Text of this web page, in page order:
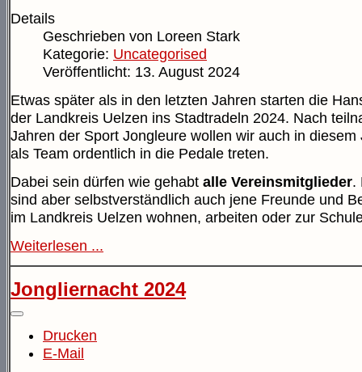
Details
Geschrieben von Loreen Stark
Kategorie: Uncategorised
Veröffentlicht: 13. August 2024
Etwas später als in den letzten Jahren starten die
der Landkreis Uelzen ins Stadtradeln 2024. Nach
Jahren der Sport Jongleure wollen wir auch in diesem
als Team ordentlich in die Pedale treten.
Dabei sein dürfen wie gehabt alle Vereinsmitglieder.
sind aber selbstverständlich auch jene Freunde und
im Landkreis Uelzen wohnen, arbeiten oder zur
Weiterlesen ...
Jongliernacht 2024
Drucken
E-Mail